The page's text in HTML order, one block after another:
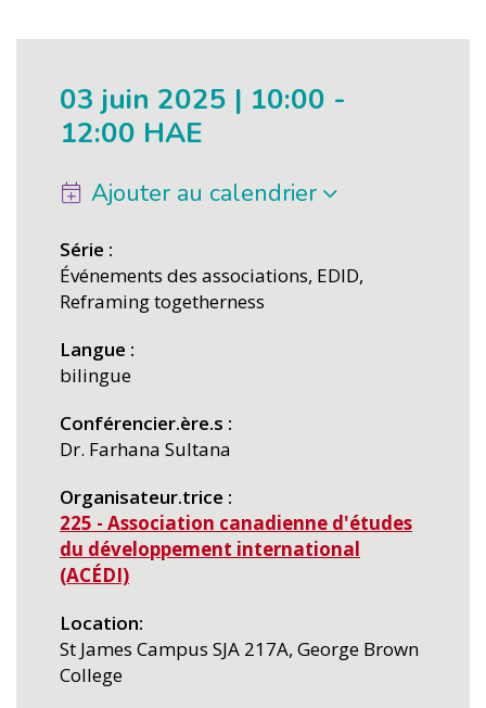
03 juin 2025 | 10:00 -
12:00 HAE
Ajouter au calendrier
Série
Événements des associations, EDID,
Reframing togetherness
Langue
bilingue
Conférencier.ère.s
Dr. Farhana Sultana
Organisateur.trice
225 - Association canadienne d'études
du développement international
(ACÉDI)
Location
St James Campus SJA 217A, George Brown
College